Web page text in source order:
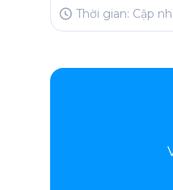
Thời gian: Cập